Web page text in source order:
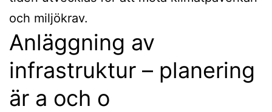
och miljökrav.
Anläggning av
infrastruktur – planering
är a och o